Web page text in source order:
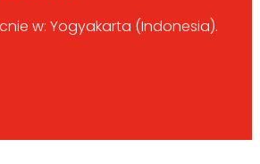
w: Yogyakarta (Indonesia).